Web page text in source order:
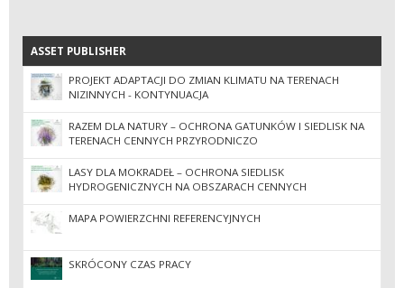
ASSET PUBLISHER
ASSET PUBLISHER
PROJEKT ADAPTACJI DO ZMIAN KLIMATU NA TERENACH
NIZINNYCH - KONTYNUACJA
RAZEM DLA NATURY – OCHRONA GATUNKÓW I SIEDLISK NA
TERENACH CENNYCH PRZYRODNICZO
LASY DLA MOKRADEŁ – OCHRONA SIEDLISK
HYDROGENICZNYCH NA OBSZARACH CENNYCH
PRZYRODNICZO
MAPA POWIERZCHNI REFERENCYJNYCH
SKRÓCONY CZAS PRACY